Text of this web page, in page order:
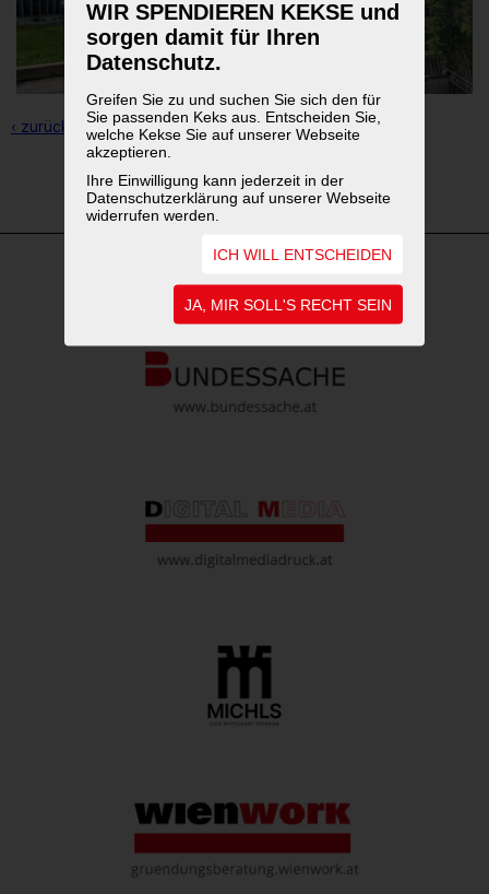
WIR SPENDIEREN KEKSE und
sorgen damit für Ihren
Datenschutz.
Greifen Sie zu und suchen Sie sich den für
Sie passenden Keks aus. Entscheiden Sie,
welche Kekse Sie auf unserer Webseite
akzeptieren.
Ihre Einwilligung kann jederzeit in der
Datenschutzerklärung auf unserer Webseite
widerrufen werden.
ICH WILL ENTSCHEIDEN
JA, MIR SOLL'S RECHT SEIN
‹ zurück zur Übersicht
1 2 3